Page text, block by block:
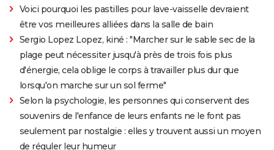
Voici pourquoi les pastilles pour lave-vaisselle devraient
être vos meilleures alliées dans la salle de bain
Sergio Lopez Lopez, kiné : "Marcher sur le sable sec de la
plage peut nécessiter jusqu'à près de trois fois plus
d'énergie, cela oblige le corps à travailler plus dur que
lorsqu'on marche sur un sol ferme"
Selon la psychologie, les personnes qui conservent des
souvenirs de l'enfance de leurs enfants ne le font pas
seulement par nostalgie : elles y trouvent aussi un moyen
de réguler leur humeur